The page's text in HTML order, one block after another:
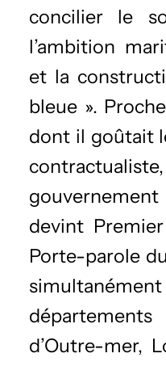
concilier le
l’ambition
et la
bleue ».
dont il goûtait
devint
Porte-parole
d’Outre-mer,